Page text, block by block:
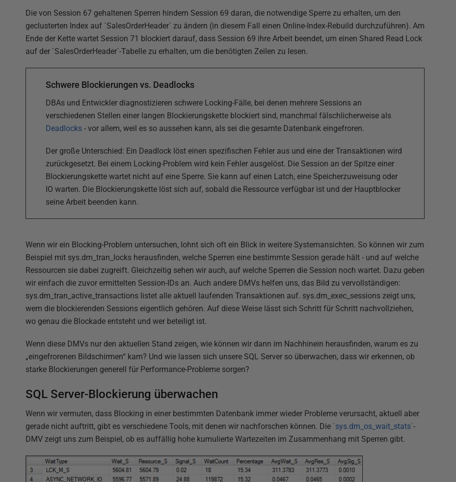
Die von Session 67 gehaltenen Sperren hindern Session 69 daran, die notwendige Sperre zu erhalten, um den
geclusterten Index auf `SalesOrderHeader` zu ändern (in diesem Fall einen Online-Index-Rebuild durchzuführen). Am
Ende der Kette wartet Session 71 blockiert darauf, dass Session 69 ihre Arbeit beendet, um einen Shared Read Lock
auf der `SalesOrderHeader`-Tabelle zu erhalten, um die benötigten Zeilen zu lesen.
Schwere Blockierungen vs. Deadlocks
DBAs und Entwickler diagnostizieren schwere Locking-Fälle, bei denen mehrere Sessions an
verschiedenen Stellen einer langen Blockierungskette blockiert sind, manchmal fälschlicherweise als
Deadlocks - vor allem, weil es so aussehen kann, als sei die gesamte Datenbank eingefroren.
Der große Unterschied: Ein Deadlock löst einen spezifischen Fehler aus und eine der Transaktionen wird
zurückgesetzt. Bei einem Locking-Problem wird kein Fehler ausgelöst. Die Session an der Spitze einer
Blockierungskette wartet nicht auf eine Sperre. Sie kann auf einen Latch, eine Speicherzuweisung oder
IO warten. Die Blockierungskette löst sich auf, sobald die Ressource verfügbar ist und der Hauptblocker
seine Arbeit beenden kann.
Wenn wir ein Blocking-Problem untersuchen, lohnt sich oft ein Blick in weitere Systemansichten. So können wir zum
Beispiel mit sys.dm_tran_locks herausfinden, welche Sperren eine bestimmte Session gerade hält - und auf welche
Ressourcen sie dabei zugreift. Gleichzeitig sehen wir auch, auf welche Sperren die Session noch wartet. Dazu geben
wir einfach die zuvor ermittelten Session-IDs an. Auch andere DMVs helfen uns, das Bild zu vervollständigen:
sys.dm_tran_active_transactions listet alle aktuell laufenden Transaktionen auf. sys.dm_exec_sessions zeigt uns,
wem die blockierenden Sessions eigentlich gehören. Auf diese Weise lässt sich Schritt für Schritt nachvollziehen,
wo genau die Blockade entsteht und wer beteiligt ist.
Wenn diese DMVs nur den aktuellen Stand zeigen, wie können wir dann im Nachhinein herausfinden, warum es zu
„eingefrorenen Bildschirmen“ kam? Und wie lassen sich unsere SQL Server so überwachen, dass wir erkennen, ob
starke Blockierungen generell für Performance-Probleme sorgen?
SQL Server-Blockierung überwachen
Wenn wir vermuten, dass Blocking in einer bestimmten Datenbank immer wieder Probleme verursacht, aktuell aber
gerade nicht auftritt, gibt es verschiedene Tools, mit denen wir nachforschen können. Die `sys.dm_os_wait_stats`-
DMV zeigt uns zum Beispiel, ob es auffällig hohe kumulierte Wartezeiten im Zusammenhang mit Sperren gibt.